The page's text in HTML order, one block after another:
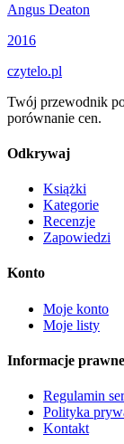
Angus Deaton
2016
czytelo.pl
Twój przewodnik
porównanie cen.
Odkrywaj
Książki
Kategorie
Recenzje
Zapowiedzi
Konto
Moje konto
Moje listy
Informacje prawne
Regulamin
Polityka
Kontakt